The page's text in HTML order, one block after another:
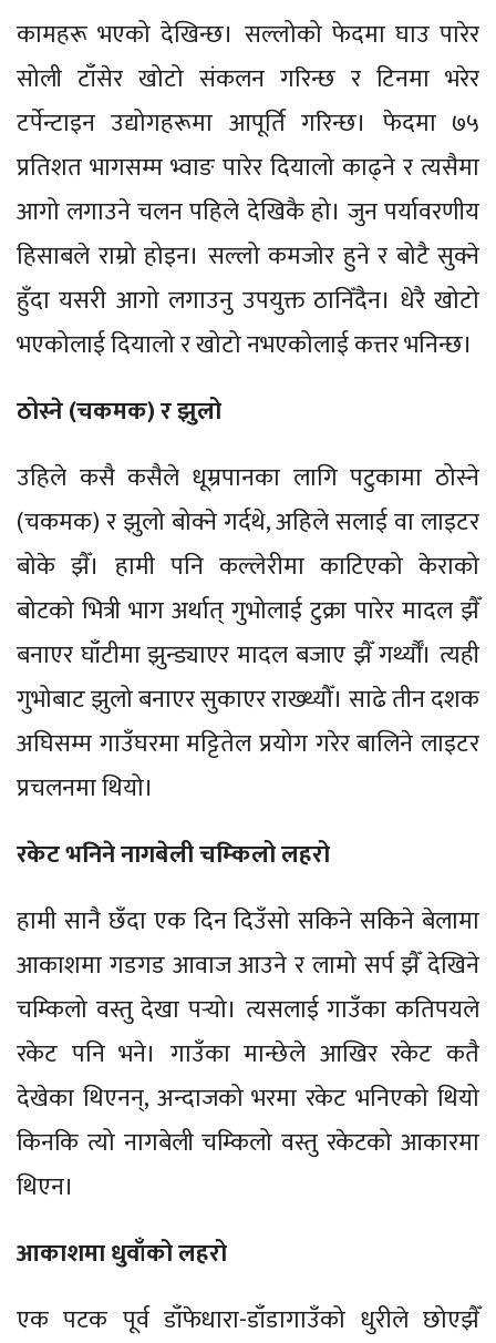
कामहरू भएको देखिन्छ। सल्लोको फेदमा घाउ पारेर
सोली टाँसेर खोटो संकलन गरिन्छ र टिनमा भरेर
टर्पेन्टाइन उद्योगहरूमा आपूर्ति गरिन्छ। फेदमा ७५
प्रतिशत भागसम्म भ्वाङ पारेर दियालो काढ्ने र त्यसैमा
आगो लगाउने चलन पहिले देखिकै हो। जुन पर्यावरणीय
हिसाबले राम्रो होइन। सल्लो कमजोर हुने र बोटै सुक्ने
हुँदा यसरी आगो लगाउनु उपयुक्त ठानिँदैन। धेरै खोटो
भएकोलाई दियालो र खोटो नभएकोलाई कत्तर भनिन्छ।
ठोस्ने (चकमक) र झुलो
उहिले कसै कसैले धूम्रपानका लागि पटुकामा ठोस्ने
(चकमक) र झुलो बोक्ने गर्दथे, अहिले सलाई वा लाइटर
बोके झैँ। हामी पनि कल्लेरीमा काटिएको केराको
बोटको भित्री भाग अर्थात् गुभोलाई टुक्रा पारेर मादल झैँ
बनाएर घाँटीमा झुन्ड्याएर मादल बजाए झैँ गर्थ्यौँ। त्यही
गुभोबाट झुलो बनाएर सुकाएर राख्थ्यौँ। साढे तीन दशक
अघिसम्म गाउँघरमा मट्टितेल प्रयोग गरेर बालिने लाइटर
प्रचलनमा थियो।
रकेट भनिने नागबेली चम्किलो लहरो
हामी सानै छँदा एक दिन दिउँसो सकिने सकिने बेलामा
आकाशमा गडगड आवाज आउने र लामो सर्प झैँ देखिने
चम्किलो वस्तु देखा पर्‍यो। त्यसलाई गाउँका कतिपयले
रकेट पनि भने। गाउँका मान्छेले आखिर रकेट कतै
देखेका थिएनन्, अन्दाजको भरमा रकेट भनिएको थियो
किनकि त्यो नागबेली चम्किलो वस्तु रकेटको आकारमा
थिएन।
आकाशमा धुवाँको लहरो
एक पटक पूर्व डाँफेधारा-डाँडागाउँको धुरीले छोएझैँ